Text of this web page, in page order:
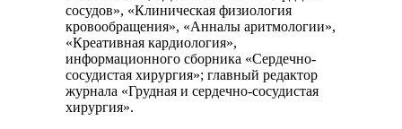
сосудов», «Клиническая физиология
кровообращения», «Анналы аритмологии»,
«Креативная кардиология»,
информационного сборника «Сердечно-
сосудистая хирургия»; главный редактор
журнала «Грудная и сердечно-сосудистая
хирургия».